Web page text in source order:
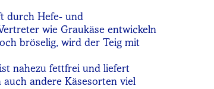
durch Hefe- und
wie Graukäse entwickeln
bröselig, wird der Teig mit
nahezu fettfrei und liefert
andere Käsesorten viel